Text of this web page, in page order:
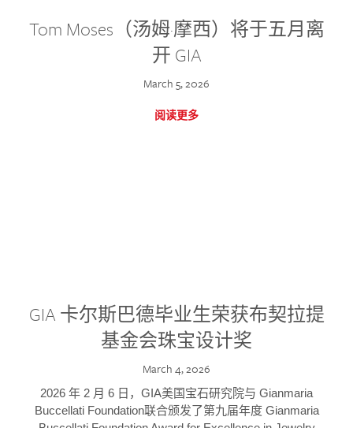
Tom Moses（汤姆·摩西）将于五月离
开 GIA
March 5, 2026
阅读更多
GIA 卡尔斯巴德毕业生荣获布契拉提
基金会珠宝设计奖
March 4, 2026
2026 年 2 月 6 日，GIA美国宝石研究院与 Gianmaria
Buccellati Foundation联合颁发了第九届年度 Gianmaria